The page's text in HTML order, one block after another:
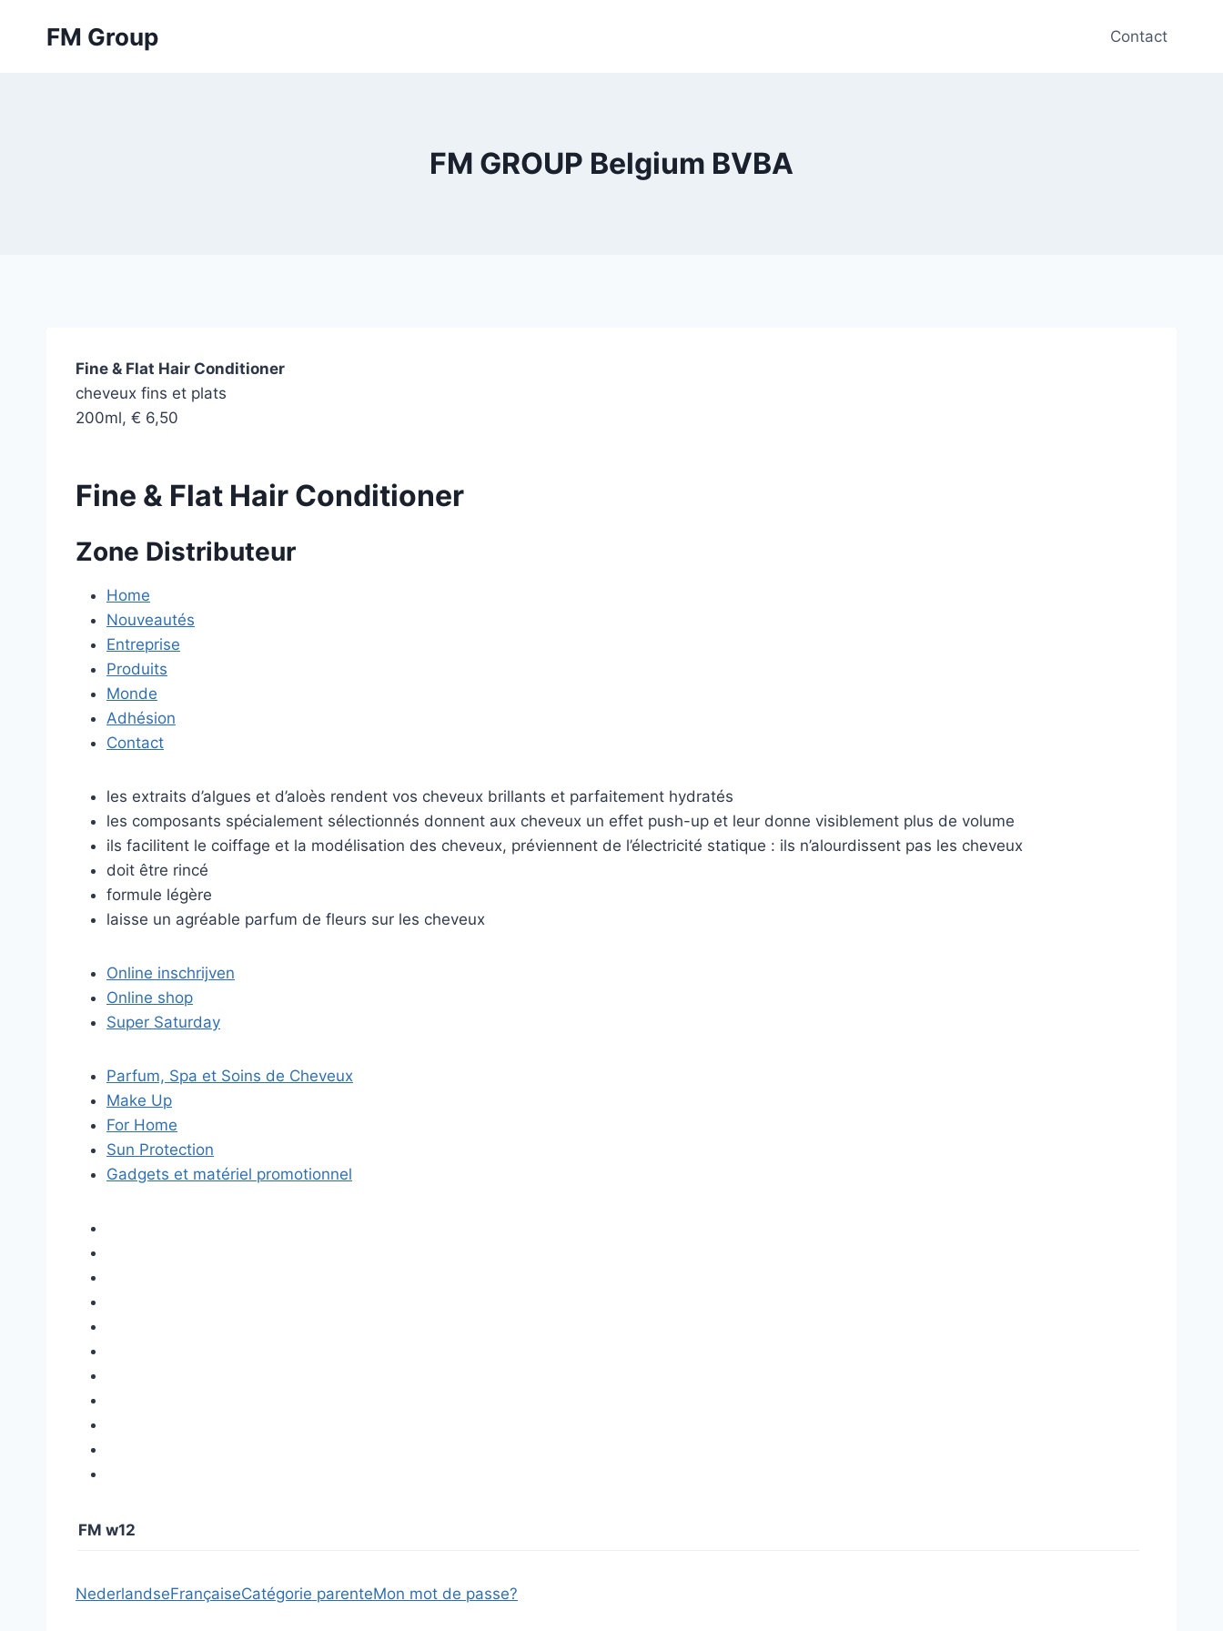
FM Group Contact
FM GROUP Belgium BVBA
Fine & Flat Hair Conditioner
cheveux fins et plats
200ml, € 6,50
Fine & Flat Hair Conditioner
Zone Distributeur
Home
Nouveautés
Entreprise
Produits
Monde
Adhésion
Contact
les extraits d’algues et d’aloès rendent vos cheveux brillants et parfaitement hydratés
les composants spécialement sélectionnés donnent aux cheveux un effet push-up et leur donne visiblement plus de volume
ils facilitent le coiffage et la modélisation des cheveux, préviennent de l’électricité statique : ils n’alourdissent pas les cheveux
doit être rincé
formule légère
laisse un agréable parfum de fleurs sur les cheveux
Online inschrijven
Online shop
Super Saturday
Parfum, Spa et Soins de Cheveux
Make Up
For Home
Sun Protection
Gadgets et matériel promotionnel
FM w12
NederlandseFrançaiseCatégorie parenteMon mot de passe?